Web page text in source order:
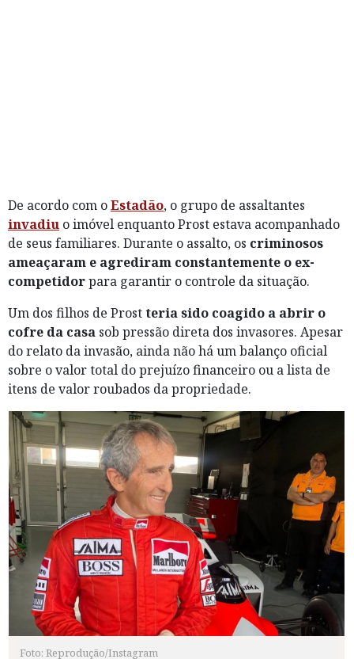
De acordo com oEstadão, o grupo de assaltantes
invadiu o imóvel enquanto Prost estava acompanhado
de seus familiares. Durante o assalto, os criminosos
ameaçaram e agrediram constantemente o ex-
competidorpara garantir o controle da situação.
Um dos filhos de Prostteria sido coagido a abrir o
cofre da casa sob pressão direta dos invasores. Apesar
do relato da invasão, ainda não há um balanço oficial
sobre o valor total do prejuízo financeiro ou a lista de
itens de valor roubados da propriedade.
Foto: Reprodução/Instagram